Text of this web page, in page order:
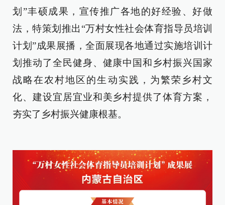
划”丰硕成果，宣传推广各地的好经验、好做
法，特策划推出“万村女性社会体育指导员培训
计划”成果展播，全面展现各地通过实施培训计
划推动了全民健身、健康中国和乡村振兴国家
战略在农村地区的生动实践，为繁荣乡村文
化、建设宜居宜业和美乡村提供了体育方案，
夯实了乡村振兴健康根基。